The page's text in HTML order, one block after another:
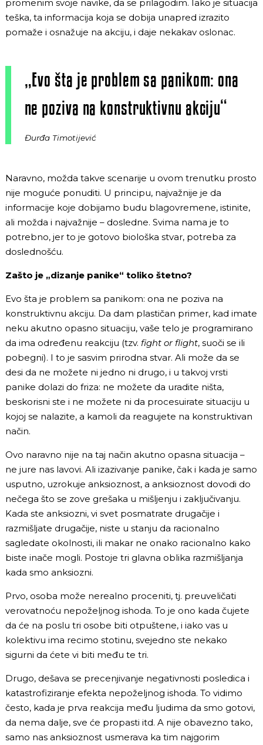
promenim svoje navike, da se prilagodim. Iako je situacija
teška, ta informacija koja se dobija unapred izrazito
pomaže i osnažuje na akciju, i daje nekakav oslonac.
„Evo šta je problem sa panikom: ona
ne poziva na konstruktivnu akciju“
Đurđa Timotijević
Naravno, možda takve scenarije u ovom trenutku prosto
nije moguće ponuditi. U principu, najvažnije je da
informacije koje dobijamo budu blagovremene, istinite,
ali možda i najvažnije – dosledne. Svima nama je to
potrebno, jer to je gotovo biološka stvar, potreba za
doslednošću.
Zašto je „dizanje panike“ toliko štetno?
Evo šta je problem sa panikom: ona ne poziva na
konstruktivnu akciju. Da dam plastičan primer, kad imate
neku akutno opasno situaciju, vaše telo je programirano
da ima određenu reakciju (tzv. fight or flight, suoči se ili
pobegni). I to je sasvim prirodna stvar. Ali može da se
desi da ne možete ni jedno ni drugo, i u takvoj vrsti
panike dolazi do friza: ne možete da uradite ništa,
beskorisni ste i ne možete ni da procesuirate situaciju u
kojoj se nalazite, a kamoli da reagujete na konstruktivan
način.
Ovo naravno nije na taj način akutno opasna situacija –
ne jure nas lavovi. Ali izazivanje panike, čak i kada je samo
usputno, uzrokuje anksioznost, a anksioznost dovodi do
nečega što se zove grešaka u mišljenju i zaključivanju.
Kada ste anksiozni, vi svet posmatrate drugačije i
razmišljate drugačije, niste u stanju da racionalno
sagledate okolnosti, ili makar ne onako racionalno kako
biste inače mogli. Postoje tri glavna oblika razmišljanja
kada smo anksiozni.
Prvo, osoba može nerealno proceniti, tj. preuveličati
verovatnoću nepoželjnog ishoda. To je ono kada čujete
da će na poslu tri osobe biti otpuštene, i iako vas u
kolektivu ima recimo stotinu, svejedno ste nekako
sigurni da ćete vi biti među te tri.
Drugo, dešava se precenjivanje negativnosti posledica i
katastrofiziranje efekta nepoželjnog ishoda. To vidimo
često, kada je prva reakcija među ljudima da smo gotovi,
da nema dalje, sve će propasti itd. A nije obavezno tako,
samo nas anksioznost usmerava ka tim najgorim